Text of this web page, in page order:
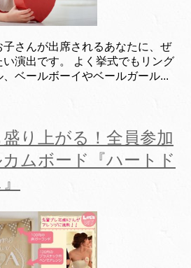
さんが出席されるあなたに、ぜ
演出です。 よく挙式でもリング
ベールボーイやベールガール...
り上がる！全員参加
ムボード『ハートド